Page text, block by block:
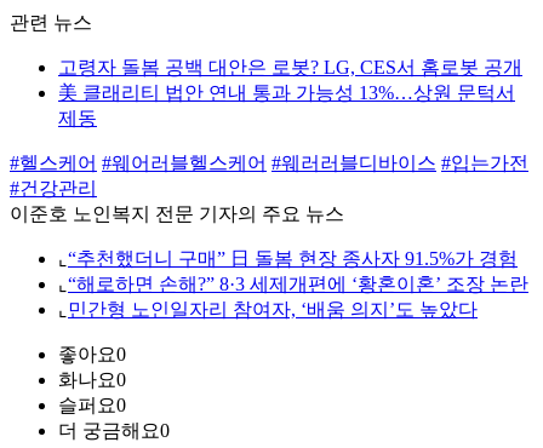
관련 뉴스
고령자 돌봄 공백 대안은 로봇? LG, CES서 홈로봇 공개
美 클래리티 법안 연내 통과 가능성 13%…상원 문턱서
제동
#헬스케어 #웨어러블헬스케어 #웨러러블디바이스 #입는가전
#건강관리
이준호 노인복지 전문 기자의 주요 뉴스
⌞ “추천했더니 구매” 日 돌봄 현장 종사자 91.5%가 경험
⌞ “해로하면 손해?” 8·3 세제개편에 ‘황혼이혼’ 조장 논란
⌞ 민간형 노인일자리 참여자, ‘배움 의지’도 높았다
좋아요0
화나요0
슬퍼요0
더 궁금해요0